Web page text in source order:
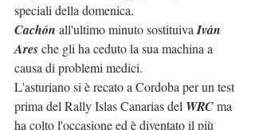
speciali della domenica.
Cachón all'ultimo minuto sostituiva Iván
Ares che gli ha ceduto la sua machina a
causa di problemi medici.
L'asturiano si è recato a Cordoba per un test
prima del Rally Islas Canarias del WRC ma
ha colto l'occasione ed è diventato il più